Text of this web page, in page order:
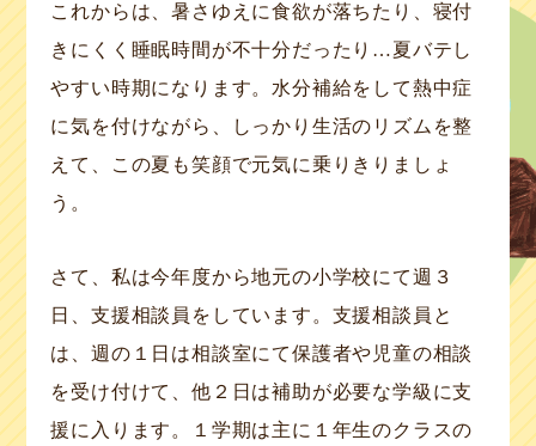
これからは、暑さゆえに食欲が落ちたり、寝付
きにくく睡眠時間が不十分だったり…夏バテし
やすい時期になります。水分補給をして熱中症
に気を付けながら、しっかり生活のリズムを整
えて、この夏も笑顔で元気に乗りきりましょ
う。
さて、私は今年度から地元の小学校にて週３
日、支援相談員をしています。支援相談員と
は、週の１日は相談室にて保護者や児童の相談
を受け付けて、他２日は補助が必要な学級に支
援に入ります。１学期は主に１年生のクラスの